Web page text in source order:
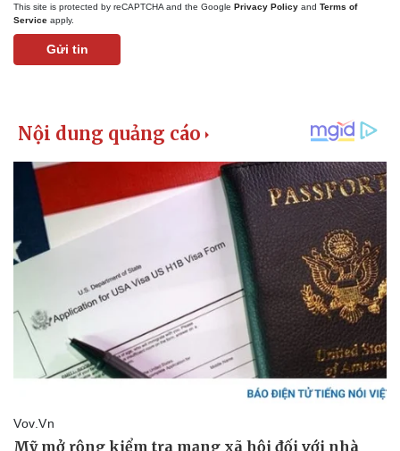
Kinh tế
Giá cà phê
This site is protected by reCAPTCHA and the Google Privacy Policy and Terms of
Service apply.
Gửi tin